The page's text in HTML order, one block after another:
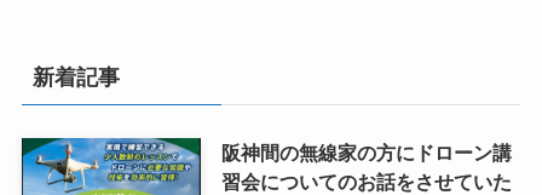
新着記事
阪神間の無線家の方にドローン講
習会についてのお話をさせていた